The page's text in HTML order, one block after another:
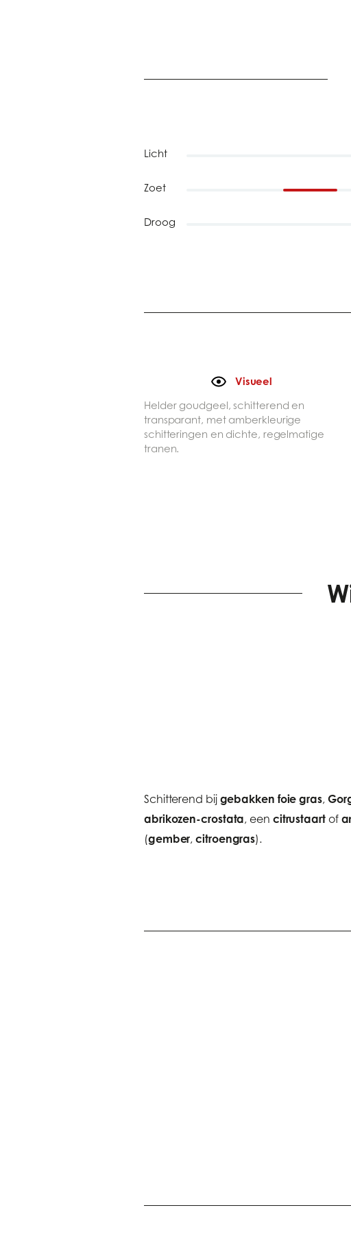
Licht
Zoet
Droog
Visueel
Helder goudgeel, schitterend en
transparant, met amberkleurige
schitteringen en dichte, regelmatige
tranen.
Schitterend bij gebakken foie gras,
abrikozen-crostata, een citrustaartof
(gember,citroengras).